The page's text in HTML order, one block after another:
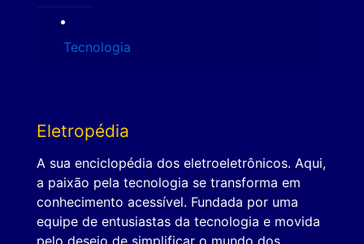
Tecnologia
Eletropédia
A sua enciclopédia dos eletroeletrônicos. Aqui,
a paixão pela tecnologia se transforma em
conhecimento acessível. Fundada por uma
equipe de entusiastas da tecnologia e movida